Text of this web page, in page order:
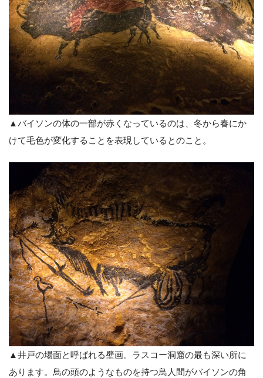
▲バイソンの体の一部が赤くなっているのは、冬から春にか
けて毛色が変化することを表現しているとのこと。
▲井戸の場面と呼ばれる壁画。ラスコー洞窟の最も深い所に
あります。鳥の頭のようなものを持つ鳥人間がバイソンの角